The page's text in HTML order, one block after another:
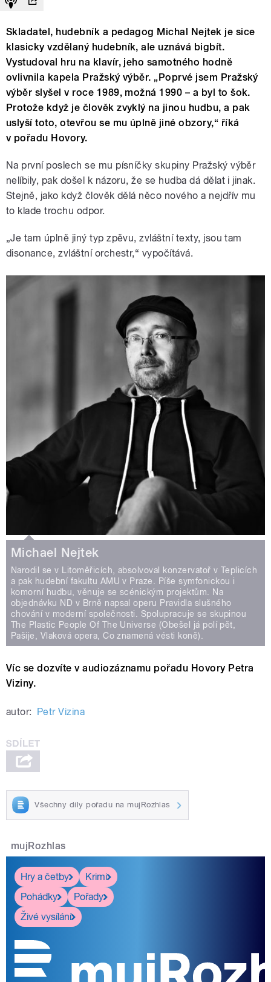
Skladatel, hudebník a pedagog Michal Nejtek je sice
klasicky vzdělaný hudebník, ale uznává bigbít.
Vystudoval hru na klavír, jeho samotného hodně
ovlivnila kapela Pražský výběr. „Poprvé jsem Pražský
výběr slyšel v roce 1989, možná 1990 – a byl to šok.
Protože když je člověk zvyklý na jinou hudbu, a pak
uslyší toto, otevřou se mu úplně jiné obzory,“ říká
v pořadu Hovory.
Na první poslech se mu písníčky skupiny Pražský výběr
nelíbily, pak došel k názoru, že se hudba dá dělat i jinak.
Stejně, jako když člověk dělá něco nového a nejdřív mu
to klade trochu odpor.
„Je tam úplně jiný typ zpěvu, zvláštní texty, jsou tam
disonance, zvláštní orchestr,“ vypočítává.
Michael Nejtek
Narodil se v Litoměřicích, absolvoval konzervatoř v Teplicích
a pak hudební fakultu AMU v Praze. Píše symfonickou i
komorní hudbu, věnuje se scénickým projektům. Na
objednávku ND v Brně napsal operu Pravidla slušného
chování v moderní společnosti. Spolupracuje se skupinou
The Plastic People Of The Universe (Obešel já polí pět,
Pašije, Vlaková opera, Co znamená vésti koně).
Víc se dozvíte v audiozáznamu pořadu Hovory Petra
Viziny.
autor: Petr Vizina
Všechny díly pořadu na mujRozhlas
mujRozhlas
Hry a četby
Krimi
Pohádky
Pořady
Živé vysílání